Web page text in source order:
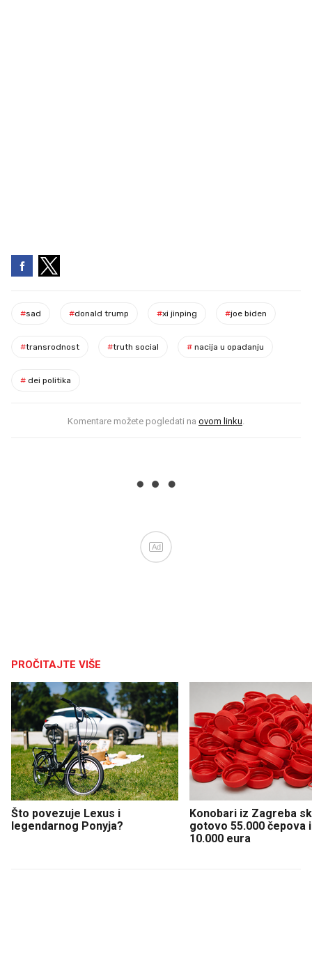
#sad #donald trump #xi jinping #joe biden
#transrodnost #truth social # nacija u opadanju
# dei politika
Komentare možete pogledati na ovom linku.
Ad
PROČITAJTE VIŠE
Što povezuje Lexus i
legendarnog Ponyja?
Konobari iz Zagreba
gotovo 55.000 čepova
10.000 eura